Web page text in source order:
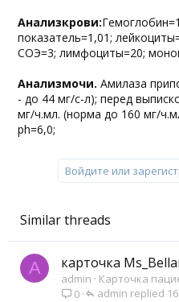
Анализкрови:
показатель=1,01;
СОЭ=3; лимфоциты=20;
Анализмочи. Амилаза
- до 44 мг/с-л); перед
мг/ч.мл. (норма до 160 мг/
ph=6,0;
Войдите или
Similar threads
A карточка
admin
Карточка
0
admin